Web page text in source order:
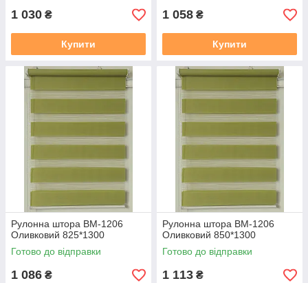
1 030 ₴
Купити
1 058 ₴
Купити
Рулонна штора ВМ-1206
Оливковий 825*1300
Готово до відправки
1 086 ₴
Рулонна штора ВМ-1206
Оливковий 850*1300
Готово до відправки
1 113 ₴